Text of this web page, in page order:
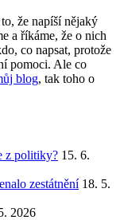
že napíší nějaký
a říkáme, že o nich
co napsat, protože
pomoci. Ale co
blog, tak toho o
z politiky? 15. 6.
zestátnění 18. 5.
2026